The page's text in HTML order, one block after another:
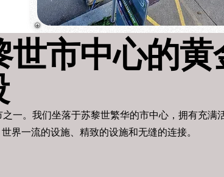
世市中心的黄
。我们坐落于苏黎世繁华的市中心，拥有充满
界一流的设施、精致的设施和无缝的连接。